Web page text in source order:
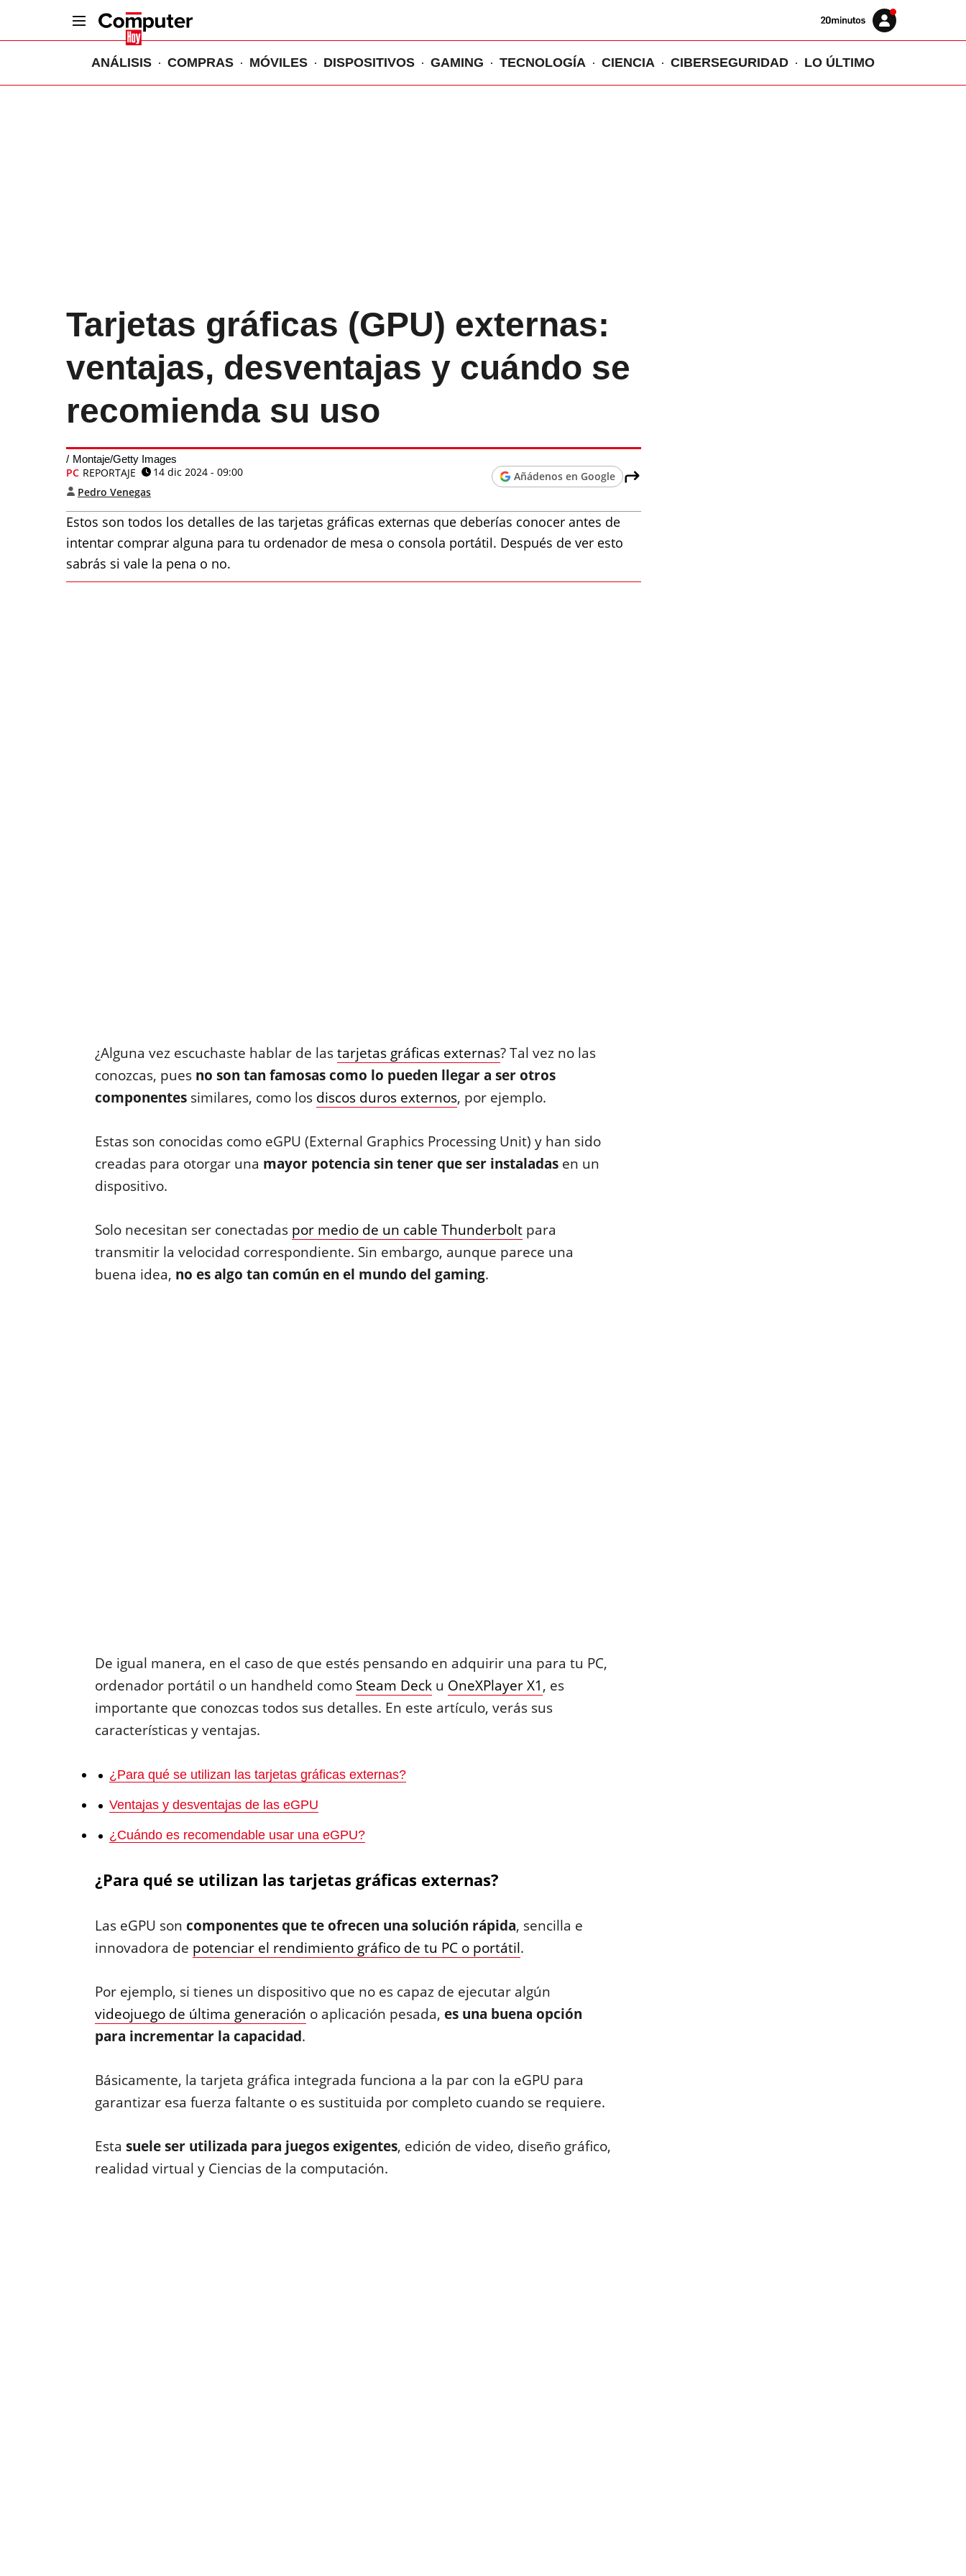
Volver
Iniciar
sesión
ANÁLISIS COMPRAS MÓVILES DISPOSITIVOS GAMING TECNOLOGÍA CIENCIA CIBERSEGURIDAD LO ÚLTIMO
Tarjetas gráficas (GPU) externas:
ventajas, desventajas y cuándo se
recomienda su uso
Montaje/Getty Images
PC REPORTAJE
14 dic 2024 - 09:00
Pedro Venegas
Añádenos en Google
Estos son todos los detalles de las tarjetas gráficas externas que deberías conocer antes de
intentar comprar alguna para tu ordenador de mesa o consola portátil. Después de ver esto
sabrás si vale la pena o no.
¿Alguna vez escuchaste hablar de lastarjetas gráficas externas? Tal vez no las
conozcas, puesno son tan famosas como lo pueden llegar a ser otros
componentessimilares, como los discos duros externos, por ejemplo.
Estas son conocidas como eGPU (External Graphics Processing Unit) y han sido
creadas para otorgar una mayor potencia sin tener que ser instaladasen un
dispositivo.
Solo necesitan ser conectadas por medio de un cable Thunderboltpara
transmitir la velocidad correspondiente. Sin embargo, aunque parece una
buena idea, no es algo tan común en el mundo del gaming.
De igual manera, en el caso de que estés pensando en adquirir una para tu PC,
ordenador portátil o un handheld como Steam Decku OneXPlayer X1, es
importante que conozcas todos sus detalles. En este artículo, verás sus
características y ventajas.
¿Para qué se utilizan las tarjetas gráficas externas?
Ventajas y desventajas de las eGPU
¿Cuándo es recomendable usar una eGPU?
¿Para qué se utilizan las tarjetas gráficas externas?
Las eGPU son componentes que te ofrecen una solución rápida, sencilla e
innovadora de potenciar el rendimiento gráfico de tu PC o portátil.
Por ejemplo, si tienes un dispositivo que no es capaz de ejecutar algún
videojuego de última generación o aplicación pesada, es una buena opción
para incrementar la capacidad.
Básicamente, la tarjeta gráfica integrada funciona a la par con la eGPU para
garantizar esa fuerza faltante o es sustituida por completo cuando se requiere.
Esta suele ser utilizada para juegos exigentes, edición de video, diseño gráfico,
realidad virtual y Ciencias de la computación.